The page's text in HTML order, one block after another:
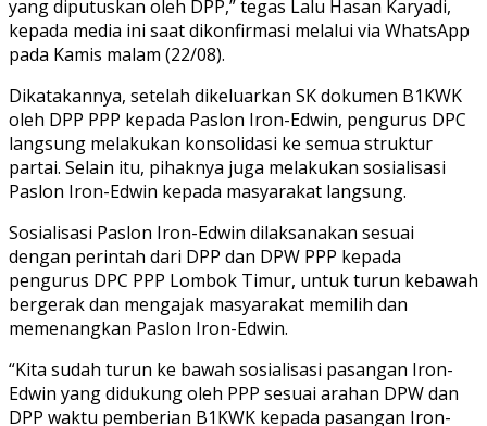
yang diputuskan oleh DPP,” tegas Lalu Hasan Karyadi,
kepada media ini saat dikonfirmasi melalui via WhatsApp
pada Kamis malam (22/08).
Dikatakannya, setelah dikeluarkan SK dokumen B1KWK
oleh DPP PPP kepada Paslon Iron-Edwin, pengurus DPC
langsung melakukan konsolidasi ke semua struktur
partai. Selain itu, pihaknya juga melakukan sosialisasi
Paslon Iron-Edwin kepada masyarakat langsung.
Sosialisasi Paslon Iron-Edwin dilaksanakan sesuai
dengan perintah dari DPP dan DPW PPP kepada
pengurus DPC PPP Lombok Timur, untuk turun kebawah
bergerak dan mengajak masyarakat memilih dan
memenangkan Paslon Iron-Edwin.
“Kita sudah turun ke bawah sosialisasi pasangan Iron-
Edwin yang didukung oleh PPP sesuai arahan DPW dan
DPP waktu pemberian B1KWK kepada pasangan Iron-